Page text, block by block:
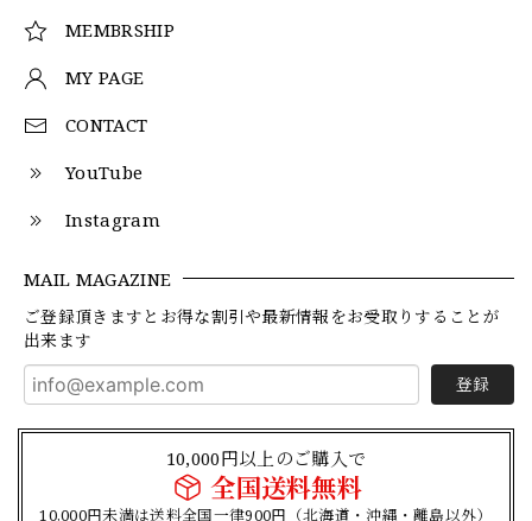
MEMBRSHIP
MY PAGE
CONTACT
YouTube
Instagram
MAIL MAGAZINE
ご登録頂きますとお得な割引や最新情報をお受取りすることが
出来ます
登録
10,000円以上のご購入で
全国送料無料
10,000円未満は送料全国一律900円（北海道・沖縄・離島以外）